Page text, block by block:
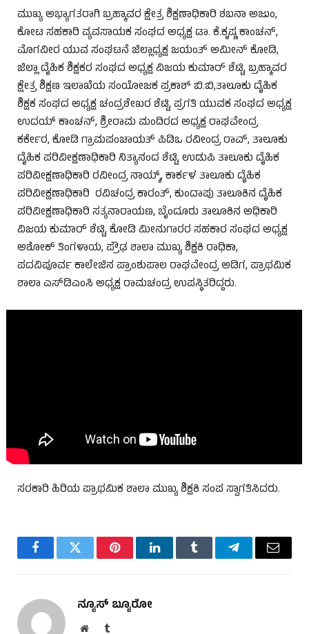
ಮುಖ್ಯ ಅಭ್ಯಾಗತರಾಗಿ ಬ್ರಹ್ಮಾವರ ಕ್ಷೇತ್ರ ಶಿಕ್ಷಣಾಧಿಕಾರಿ ಶಬನಾ ಅಜುಂ,
ಕೋಟ ಸಹಕಾರಿ ವ್ಯವಸಾಯಕ ಸಂಘದ ಅಧ್ಯಕ್ಷ ಡಾ. ಕೆ.ಕೃಷ್ಣ ಕಾಂಚನ್,
ಮೊಗವೀರ ಯುವ ಸಂಘಟನೆ ಜಿಲ್ಲಾಧ್ಯಕ್ಷ ಜಯಂತ್ ಅಮೀನ್ ಕೋಡಿ,
ಜಿಲ್ಲಾ ದೈಹಿಕ ಶಿಕ್ಷಕರ ಸಂಘದ ಅಧ್ಯಕ್ಷ ವಿಜಯ ಕುಮಾರ್ ಶೆಟ್ಟಿ, ಬ್ರಹ್ಮಾವರ
ಕ್ಷೇತ್ರ ಶಿಕ್ಷಣ ಇಲಾಖೆಯ ಸಂಯೋಜಕ ಪ್ರಕಾಶ್ ಬಿ.ಬಿ,ತಾಲೂಕು ದೈಹಿಕ
ಶಿಕ್ಷಕ ಸಂಘದ ಅಧ್ಯಕ್ಷ ಚಂದ್ರಶೇಖರ ಶೆಟ್ಟಿ, ಪ್ರಗತಿ ಯುವಕ ಸಂಘದ ಅಧ್ಯಕ್ಷ
ಉದಯ್ ಕಾಂಚನ್, ಶ್ರೀರಾಮ ಮಂದಿರದ ಅಧ್ಯಕ್ಷ ರಾಘವೇಂದ್ರ
ಕರ್ಕೇರ, ಕೋಡಿ ಗ್ರಾಮಪಂಚಾಯತ್ ಪಿಡಿಒ ರವೀಂದ್ರ ರಾವ್, ತಾಲೂಕು
ದೈಹಿಕ ಪರಿವೀಕ್ಷಣಾಧಿಕಾರಿ ನಿತ್ಯಾನಂದ ಶೆಟ್ಟಿ, ಉಡುಪಿ ತಾಲೂಕು ದೈಹಿಕ
ಪರಿವೀಕ್ಷಣಾಧಿಕಾರಿ ರವೀಂದ್ರ ನಾಯ್ಕ್, ಕಾರ್ಕಳ ತಾಲೂಕು ದೈಹಿಕ
ಪರಿವೀಕ್ಷಣಾಧಿಕಾರಿ ರವಿಚಂದ್ರ ಕಾರಂತ್, ಕುಂದಾಪು ತಾಲೂಕಿನ ದೈಹಿಕ
ಪರಿವೀಕ್ಷಣಾಧಿಕಾರಿ ಸತ್ಯನಾರಾಯಣ, ಬೈಂದೂರು ತಾಲೂಕಿನ ಅಧಿಕಾರಿ
ವಿಜಯ ಕುಮಾರ್ ಶೆಟ್ಟಿ, ಕೋಡಿ ಮೀನುಗಾರರ ಸಹಕಾರ ಸಂಘದ ಅಧ್ಯಕ್ಷ
ಅಶೋಕ್ ತಿಂಗಳಾಯ, ಪ್ರೌಢ ಶಾಲಾ ಮುಖ್ಯ ಶಿಕ್ಷಕಿ ರಾಧಿಕಾ,
ಪದವಿಪೂರ್ವ ಕಾಲೇಜಿನ ಪ್ರಾಂಶುಪಾಲ ರಾಘವೇಂದ್ರ ಅಡಿಗ, ಪ್ರಾಥಮಿಕ
ಶಾಲಾ ಎಸ್‌ಡಿಎಂಸಿ ಅಧ್ಯಕ್ಷ ರಾಮಚಂದ್ರ ಉಪಸ್ಥಿತರಿದ್ದರು.
ಸರಕಾರಿ ಹಿರಿಯ ಪ್ರಾಥಮಿಕ ಶಾಲಾ ಮುಖ್ಯ ಶಿಕ್ಷಕಿ ಸಂಪ ಸ್ವಾಗತಿಸಿದರು.
FacebookTwitter PinterestLinkedInTumblr TelegramEmail
ನ್ಯೂಸ್ ಬ್ಯೂರೋ
WebsiteTumblr